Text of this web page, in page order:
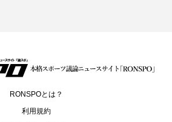
RONSPOとは？
利用規約